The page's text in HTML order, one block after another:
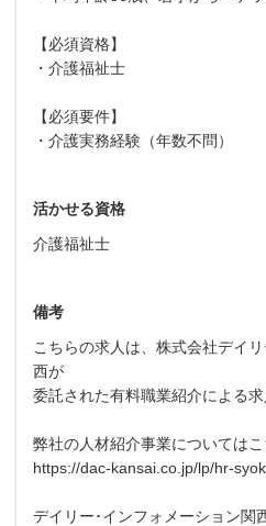
【必須資格】
・介護福祉士
【必須要件】
・介護実務経験（年数不問）
活かせる資格
介護福祉士
備考
こちらの求人は、株式会社デイ
西が
委託された有料職業紹介による求
弊社の人材紹介事業についてはこ
https://dac-kansai.co.jp/lp/hr-
デイリー･インフォメーション関